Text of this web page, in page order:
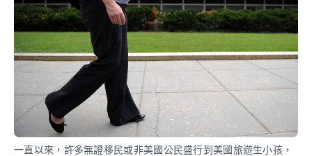
一直以來，許多無證移民或非美國公民盛行到美國旅遊生小孩，